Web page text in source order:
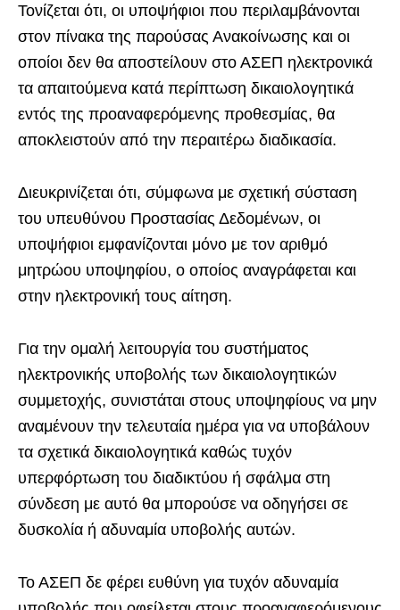
Τονίζεται ότι, οι υποψήφιοι που περιλαμβάνονται
στον πίνακα της παρούσας Ανακοίνωσης και οι
οποίοι δεν θα αποστείλουν στο ΑΣΕΠ ηλεκτρονικά
τα απαιτούμενα κατά περίπτωση δικαιολογητικά
εντός της προαναφερόμενης προθεσμίας, θα
αποκλειστούν από την περαιτέρω διαδικασία.
Διευκρινίζεται ότι, σύμφωνα με σχετική σύσταση
του υπευθύνου Προστασίας Δεδομένων, οι
υποψήφιοι εμφανίζονται μόνο με τον αριθμό
μητρώου υποψηφίου, ο οποίος αναγράφεται και
στην ηλεκτρονική τους αίτηση.
Για την ομαλή λειτουργία του συστήματος
ηλεκτρονικής υποβολής των δικαιολογητικών
συμμετοχής, συνιστάται στους υποψηφίους να μην
αναμένουν την τελευταία ημέρα για να υποβάλουν
τα σχετικά δικαιολογητικά καθώς τυχόν
υπερφόρτωση του διαδικτύου ή σφάλμα στη
σύνδεση με αυτό θα μπορούσε να οδηγήσει σε
δυσκολία ή αδυναμία υποβολής αυτών.
Το ΑΣΕΠ δε φέρει ευθύνη για τυχόν αδυναμία